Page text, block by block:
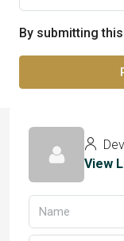
By submitting
View